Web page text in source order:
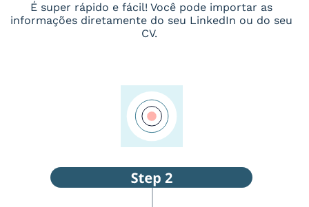
É super rápido e fácil! Você pode importar as
informações diretamente do seu LinkedIn ou do seu
CV.